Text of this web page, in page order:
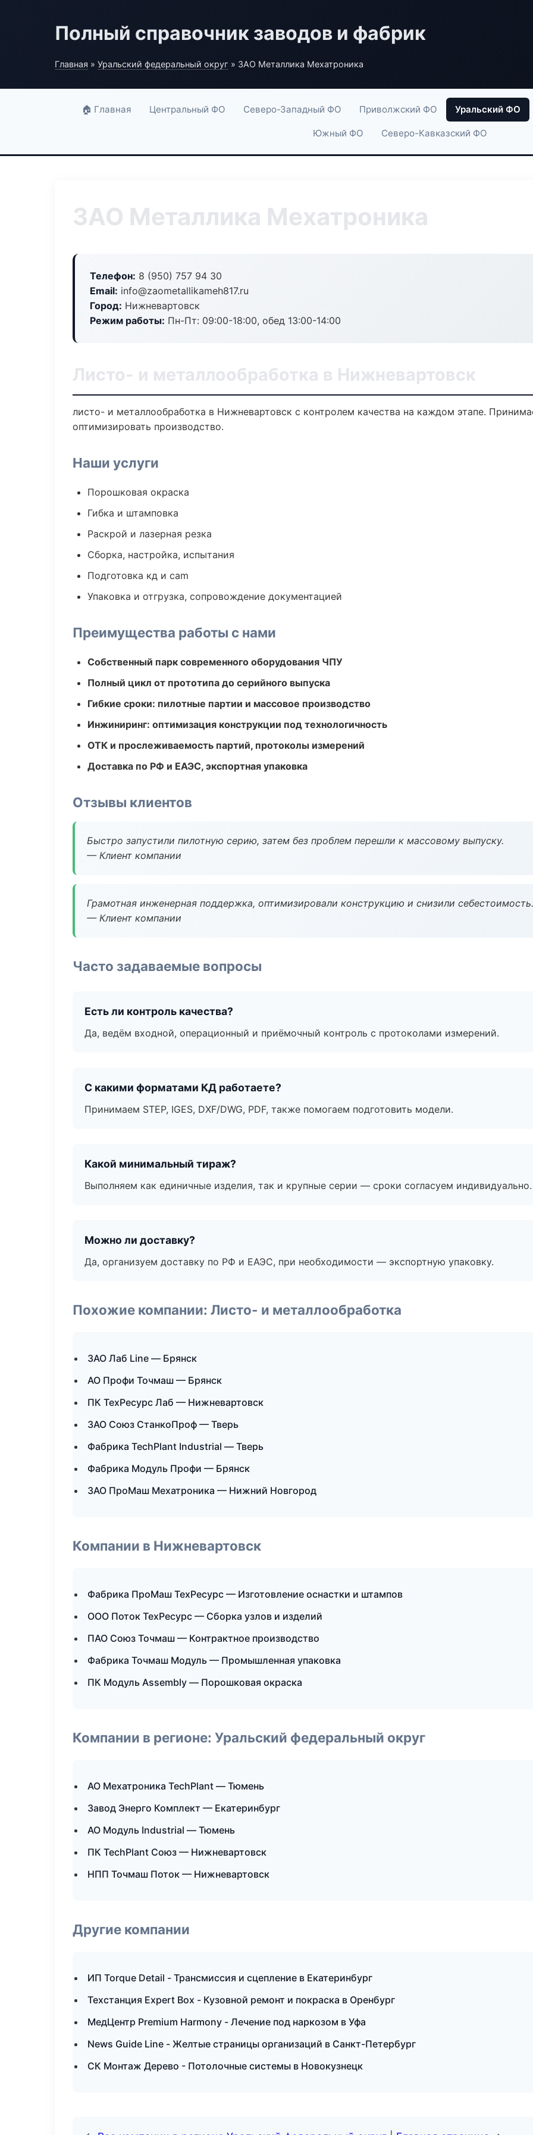
Полный справочник заводов и фабрик
Главная » Уральский федеральный округ » ЗАО Металлика Мехатроника
🏠 Главная Центральный ФО Северо-Западный ФО Приволжский ФО Уральский ФО
Южный ФО Северо-Кавказский ФО
ЗАО Металлика Мехатроника
Телефон: 8 (950) 757 94 30
Email: info@zaometallikameh817.ru
Город: Нижневартовск
Режим работы: Пн-Пт: 09:00-18:00, обед 13:00-14:00
Листо- и металлообработка в Нижневартовск
листо- и металлообработка в Нижневартовск с контролем качества на каждом этапе.
оптимизировать производство.
Наши услуги
Порошковая окраска
Гибка и штамповка
Раскрой и лазерная резка
Сборка, настройка, испытания
Подготовка кд и cam
Упаковка и отгрузка, сопровождение документацией
Преимущества работы с нами
Собственный парк современного оборудования ЧПУ
Полный цикл от прототипа до серийного выпуска
Гибкие сроки: пилотные партии и массовое производство
Инжиниринг: оптимизация конструкции под технологичность
ОТК и прослеживаемость партий, протоколы измерений
Доставка по РФ и ЕАЭС, экспортная упаковка
Отзывы клиентов
Быстро запустили пилотную серию, затем без проблем перешли к массовому выпуску.
— Клиент компании
Грамотная инженерная поддержка, оптимизировали конструкцию и снизили себестоимость.
— Клиент компании
Часто задаваемые вопросы
Есть ли контроль качества?
Да, ведём входной, операционный и приёмочный контроль с протоколами измерений.
С какими форматами КД работаете?
Принимаем STEP, IGES, DXF/DWG, PDF, также помогаем подготовить модели.
Какой минимальный тираж?
Выполняем как единичные изделия, так и крупные серии — сроки согласуем индивидуально.
Можно ли доставку?
Да, организуем доставку по РФ и ЕАЭС, при необходимости — экспортную упаковку.
Похожие компании: Листо- и металлообработка
ЗАО Лаб Line — Брянск
АО Профи Точмаш — Брянск
ПК ТехРесурс Лаб — Нижневартовск
ЗАО Союз СтанкоПроф — Тверь
Фабрика TechPlant Industrial — Тверь
Фабрика Модуль Профи — Брянск
ЗАО ПроМаш Мехатроника — Нижний Новгород
Компании в Нижневартовск
Фабрика ПроМаш ТехРесурс — Изготовление оснастки и штампов
ООО Поток ТехРесурс — Сборка узлов и изделий
ПАО Союз Точмаш — Контрактное производство
Фабрика Точмаш Модуль — Промышленная упаковка
ПК Модуль Assembly — Порошковая окраска
Компании в регионе: Уральский федеральный округ
АО Мехатроника TechPlant — Тюмень
Завод Энерго Комплект — Екатеринбург
АО Модуль Industrial — Тюмень
ПК TechPlant Союз — Нижневартовск
НПП Точмаш Поток — Нижневартовск
Другие компании
ИП Torque Detail - Трансмиссия и сцепление в Екатеринбург
Техстанция Expert Box - Кузовной ремонт и покраска в Оренбург
МедЦентр Premium Harmony - Лечение под наркозом в Уфа
News Guide Line - Желтые страницы организаций в Санкт-Петербург
СК Монтаж Дерево - Потолочные системы в Новокузнецк